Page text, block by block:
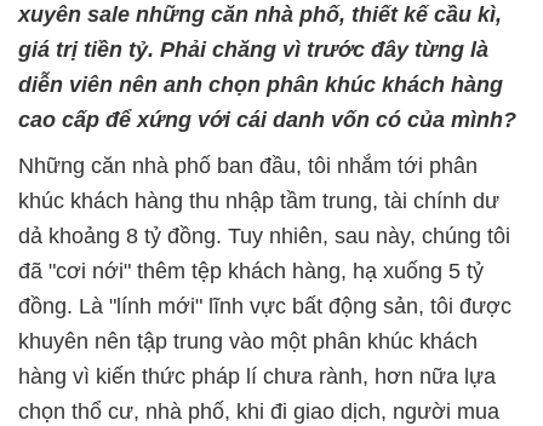
xuyên sale những căn nhà phố, thiết kế cầu kì,
giá trị tiền tỷ. Phải chăng vì trước đây từng là
diễn viên nên anh chọn phân khúc khách hàng
cao cấp để xứng với cái danh vốn có của mình?
Những căn nhà phố ban đầu, tôi nhắm tới phân
khúc khách hàng thu nhập tầm trung, tài chính dư
dả khoảng 8 tỷ đồng. Tuy nhiên, sau này, chúng tôi
đã "cơi nới" thêm tệp khách hàng, hạ xuống 5 tỷ
đồng. Là "lính mới" lĩnh vực bất động sản, tôi được
khuyên nên tập trung vào một phân khúc khách
hàng vì kiến thức pháp lí chưa rành, hơn nữa lựa
chọn thổ cư, nhà phố, khi đi giao dịch, người mua